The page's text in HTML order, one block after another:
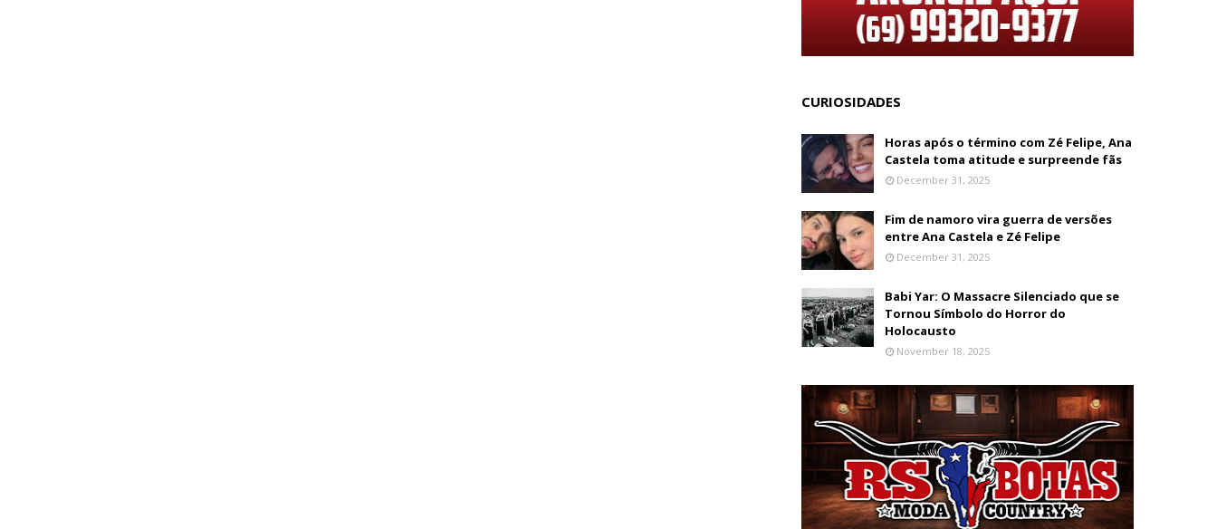
CURIOSIDADES
Horas após o término com Zé Felipe, Ana
Castela toma atitude e surpreende fãs
December 31, 2025
Fim de namoro vira guerra de versões
entre Ana Castela e Zé Felipe
December 31, 2025
Babi Yar: O Massacre Silenciado que se
Tornou Símbolo do Horror do
Holocausto
November 18, 2025